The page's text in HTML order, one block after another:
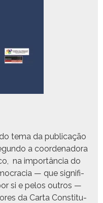
tema da pub­li­cação
a coor­de­nado­ra
na importân­cia do
— que sig­nifi­
si e pelos out­ros —
da Car­ta Con­sti­tu­